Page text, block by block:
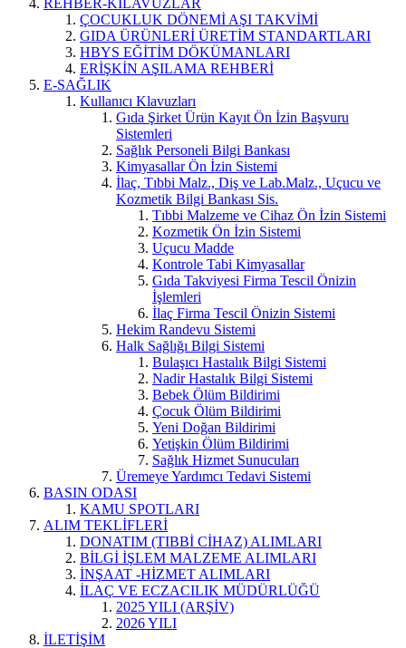
REHBER-KILAVUZLAR
ÇOCUKLUK DÖNEMİ AŞI TAKVİMİ
GIDA ÜRÜNLERİ ÜRETİM STANDARTLARI
HBYS EĞİTİM DÖKÜMANLARI
ERİŞKİN AŞILAMA REHBERİ
E-SAĞLIK
Kullanıcı Klavuzları
Gıda Şirket Ürün Kayıt Ön İzin Başvuru
Sistemleri
Sağlık Personeli Bilgi Bankası
Kimyasallar Ön İzin Sistemi
İlaç, Tıbbi Malz., Diş ve Lab.Malz., Uçucu ve
Kozmetik Bilgi Bankası Sis.
Tıbbi Malzeme ve Cihaz Ön İzin Sistemi
Kozmetik Ön İzin Sistemi
Uçucu Madde
Kontrole Tabi Kimyasallar
Gıda Takviyesi Firma Tescil Önizin
İşlemleri
İlaç Firma Tescil Önizin Sistemi
Hekim Randevu Sistemi
Halk Sağlığı Bilgi Sistemi
Bulaşıcı Hastalık Bilgi Sistemi
Nadir Hastalık Bilgi Sistemi
Bebek Ölüm Bildirimi
Çocuk Ölüm Bildirimi
Yeni Doğan Bildirimi
Yetişkin Ölüm Bildirimi
Sağlık Hizmet Sunucuları
Üremeye Yardımcı Tedavi Sistemi
BASIN ODASI
KAMU SPOTLARI
ALIM TEKLİFLERİ
DONATIM (TIBBİ CİHAZ) ALIMLARI
BİLGİ İŞLEM MALZEME ALIMLARI
İNŞAAT -HİZMET ALIMLARI
İLAÇ VE ECZACILIK MÜDÜRLÜĞÜ
2025 YILI (ARŞİV)
2026 YILI
İLETİŞİM